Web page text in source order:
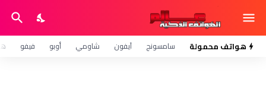
هواتف محمولة سامسونج آيفون شاومي أوبو فيفو